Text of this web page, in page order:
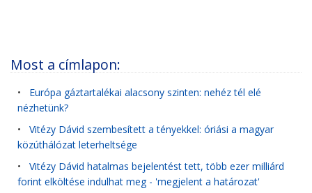
Most a címlapon:
• Európa gáztartalékai alacsony szinten: nehéz tél elé
nézhetünk?
• Vitézy Dávid szembesített a tényekkel: óriási a magyar
közúthálózat leterheltsége
• Vitézy Dávid hatalmas bejelentést tett, több ezer milliárd
forint elköltése indulhat meg - 'megjelent a határozat'